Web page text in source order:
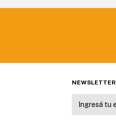
NEWSLETTER